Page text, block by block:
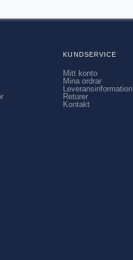
KUNDSERVICE
Mitt konto
Mina ordrar
Leveransinformation
Returer
Kontakt